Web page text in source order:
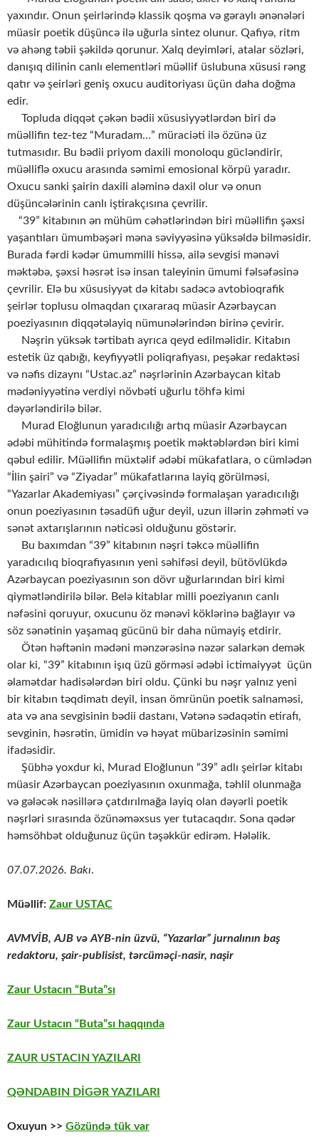
yaxındır. Onun şeirlərində klassik qoşma və gəraylı ənənələri
müasir poetik düşüncə ilə uğurla sintez olunur. Qafiyə, ritm
və ahəng təbii şəkildə qorunur. Xalq deyimləri, atalar sözləri,
danışıq dilinin canlı elementləri müəllif üslubuna xüsusi rəng
qatır və şeirləri geniş oxucu auditoriyası üçün daha doğma
edir.
Topluda diqqət çəkən bədii xüsusiyyətlərdən biri də
müəllifin tez-tez “Muradam…” müraciəti ilə özünə üz
tutmasıdır. Bu bədii priyom daxili monoloqu gücləndirir,
müəlliflə oxucu arasında səmimi emosional körpü yaradır.
Oxucu sanki şairin daxili aləminə daxil olur və onun
düşüncələrinin canlı iştirakçısına çevrilir.
“39” kitabının ən mühüm cəhətlərindən biri müəllifin şəxsi
yaşantıları ümumbəşəri məna səviyyəsinə yüksəldə bilməsidir.
Burada fərdi kədər ümummilli hissə, ailə sevgisi mənəvi
məktəbə, şəxsi həsrət isə insan taleyinin ümumi fəlsəfəsinə
çevrilir. Elə bu xüsusiyyət də kitabı sadəcə avtobioqrafik
şeirlər toplusu olmaqdan çıxararaq müasir Azərbaycan
poeziyasının diqqətəlayiq nümunələrindən birinə çevirir.
Nəşrin yüksək tərtibatı ayrıca qeyd edilməlidir. Kitabın
estetik üz qabığı, keyfiyyətli poliqrafiyası, peşəkar redaktəsi
və nəfis dizaynı “Ustac.az” nəşrlərinin Azərbaycan kitab
mədəniyyətinə verdiyi növbəti uğurlu töhfə kimi
dəyərləndirilə bilər.
Murad Eloğlunun yaradıcılığı artıq müasir Azərbaycan
ədəbi mühitində formalaşmış poetik məktəblərdən biri kimi
qəbul edilir. Müəllifin müxtəlif ədəbi mükafatlara, o cümlədən
“İlin şairi” və “Ziyadar” mükafatlarına layiq görülməsi,
“Yazarlar Akademiyası” çərçivəsində formalaşan yaradıcılığı
onun poeziyasının təsadüfi uğur deyil, uzun illərin zəhməti və
sənət axtarışlarının nəticəsi olduğunu göstərir.
Bu baxımdan “39” kitabının nəşri təkcə müəllifin
yaradıcılıq bioqrafiyasının yeni səhifəsi deyil, bütövlükdə
Azərbaycan poeziyasının son dövr uğurlarından biri kimi
qiymətləndirilə bilər. Belə kitablar milli poeziyanın canlı
nəfəsini qoruyur, oxucunu öz mənəvi köklərinə bağlayır və
söz sənətinin yaşamaq gücünü bir daha nümayiş etdirir.
Ötən həftənin mədəni mənzərəsinə nəzər salarkən demək
olar ki, “39” kitabının işıq üzü görməsi ədəbi ictimaiyyət üçün
əlamətdar hadisələrdən biri oldu. Çünki bu nəşr yalnız yeni
bir kitabın təqdimatı deyil, insan ömrünün poetik salnaməsi,
ata və ana sevgisinin bədii dastanı, Vətənə sədaqətin etirafı,
sevginin, həsrətin, ümidin və həyat mübarizəsinin səmimi
ifadəsidir.
Şübhə yoxdur ki, Murad Eloğlunun “39” adlı şeirlər kitabı
müasir Azərbaycan poeziyasının oxunmağa, təhlil olunmağa
və gələcək nəsillərə çatdırılmağa layiq olan dəyərli poetik
nəşrləri sırasında özünəməxsus yer tutacaqdır. Sona qədər
həmsöhbət olduğunuz üçün təşəkkür edirəm. Hələlik.
07.07.2026. Bakı.
Müəllif: Zaur USTAC
AVMVİB, AJB və AYB-nin üzvü, “Yazarlar” jurnalının baş
redaktoru, şair-publisist, tərcüməçi-nasir, naşir
Zaur Ustacın “Buta”sı
Zaur Ustacın “Buta”sı haqqında
ZAUR USTACIN YAZILARI
QƏNDABIN DİGƏR YAZILARI
Oxuyun >> Gözündə tük var